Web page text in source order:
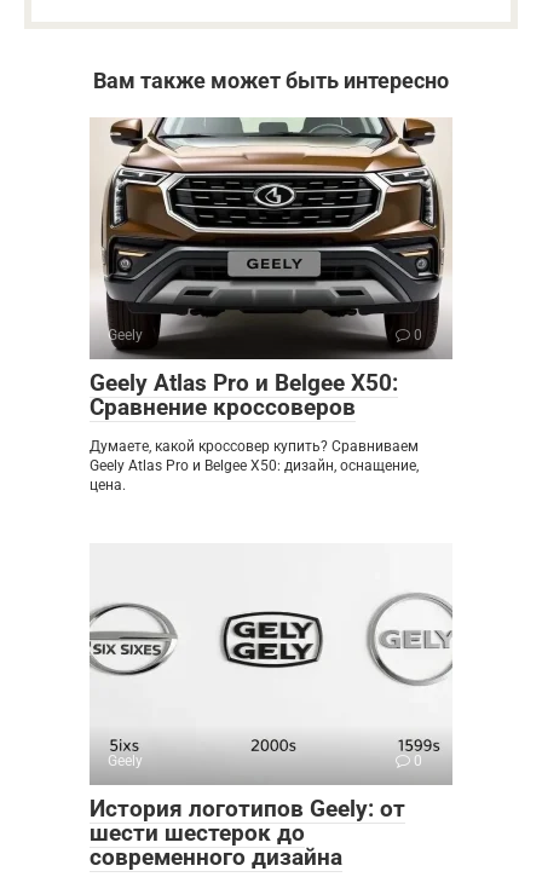
Вам также может быть интересно
Geely 0
Geely Atlas Pro и Belgee X50:
Сравнение кроссоверов
Думаете, какой кроссовер купить? Сравниваем
Geely Atlas Pro и Belgee X50: дизайн, оснащение,
цена.
Geely 0
История логотипов Geely: от
шести шестерок до
современного дизайна